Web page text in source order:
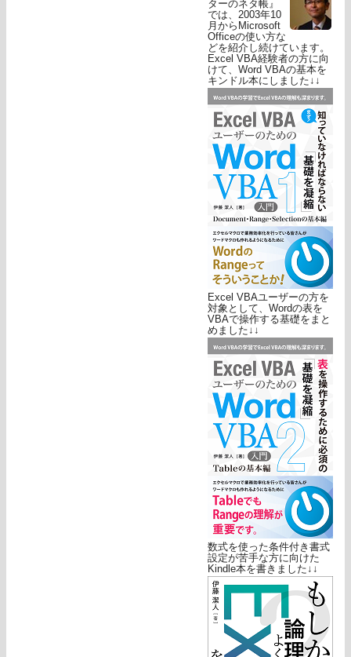
ターのネタ帳』
では、2003年10
月からMicrosoft
Officeの使い方な
どを紹介し続けています。
Excel VBA経験者の方に向
けて、Word VBAの基本を
キンドル本にしました↓↓
Excel VBAユーザーの方を
対象として、Wordの表を
VBAで操作する基礎をまと
めました↓↓
数式を使った条件付き書式
設定が苦手な方に向けた
Kindle本を書きました↓↓